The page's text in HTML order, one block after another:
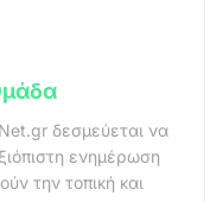
δεσμεύεται να
ενημέρωση
την τοπική και